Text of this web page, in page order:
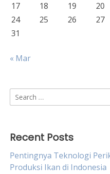
17
18 19 20
24
25 26 27
31
« Mar
Search
for:
Recent Posts
Pentingnya Teknologi
Produksi Ikan di Indonesia